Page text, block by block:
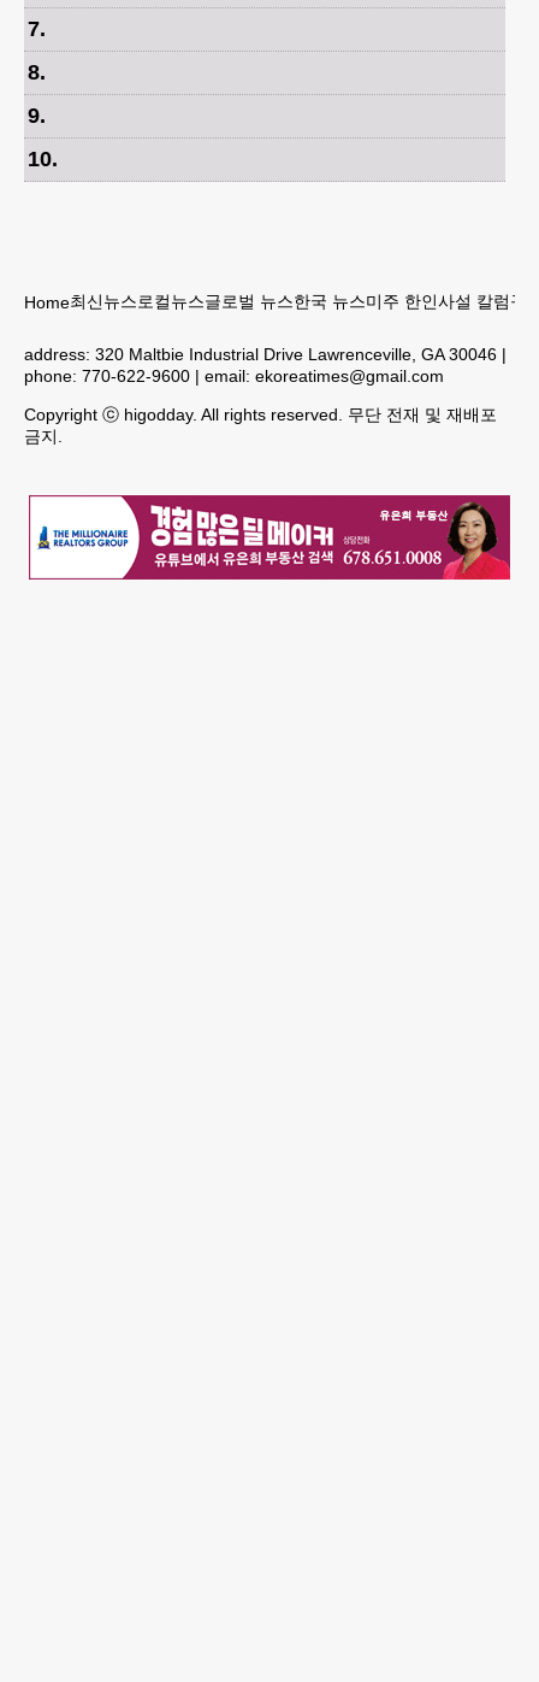
7.
8.
9.
10.
Home최신뉴스로컬뉴스글로벌 뉴스한국 뉴스미주 한인사설 칼럼구
address: 320 Maltbie Industrial Drive Lawrenceville, GA 30046 |
phone: 770-622-9600 | email: ekoreatimes@gmail.com
Copyright ⓒ higodday. All rights reserved. 무단 전재 및 재배포
금지.